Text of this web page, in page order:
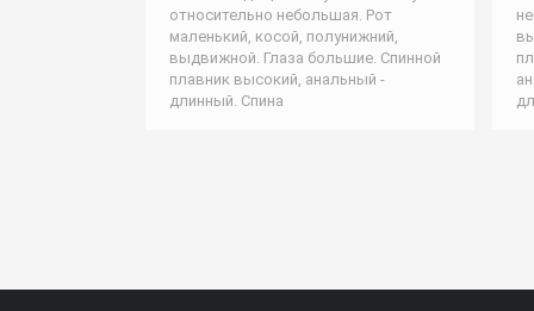
относительно небольшая. Рот
маленький, косой, полунижний,
выдвижной. Глаза большие. Спинной
плавник высокий, анальный -
длинный. Спина